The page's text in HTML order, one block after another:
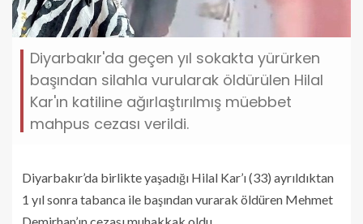
Diyarbakır'da geçen yıl sokakta yürürken
başından silahla vurularak öldürülen Hilal
Kar'ın katiline ağırlaştırılmış müebbet
mahpus cezası verildi.
Diyarbakır’da birlikte yaşadığı Hilal Kar’ı (33) ayrıldıktan
1 yıl sonra tabanca ile başından vurarak öldüren Mehmet